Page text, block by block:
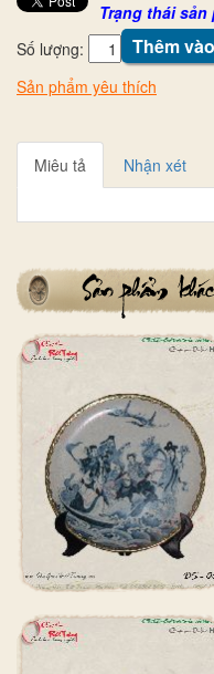
Trạng thái
Số lượng:
Thêm
Sản phẩm yêu thích
Miêu tả Nhận xét